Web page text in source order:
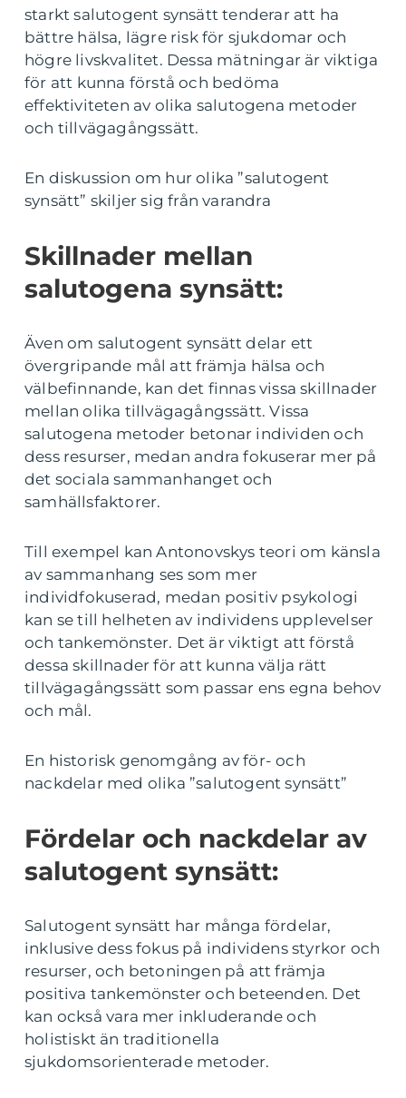
starkt salutogent synsätt tenderar att ha
bättre hälsa, lägre risk för sjukdomar och
högre livskvalitet. Dessa mätningar är viktiga
för att kunna förstå och bedöma
effektiviteten av olika salutogena metoder
och tillvägagångssätt.
En diskussion om hur olika ”salutogent
synsätt” skiljer sig från varandra
Skillnader mellan
salutogena synsätt:
Även om salutogent synsätt delar ett
övergripande mål att främja hälsa och
välbefinnande, kan det finnas vissa skillnader
mellan olika tillvägagångssätt. Vissa
salutogena metoder betonar individen och
dess resurser, medan andra fokuserar mer på
det sociala sammanhanget och
samhällsfaktorer.
Till exempel kan Antonovskys teori om känsla
av sammanhang ses som mer
individfokuserad, medan positiv psykologi
kan se till helheten av individens upplevelser
och tankemönster. Det är viktigt att förstå
dessa skillnader för att kunna välja rätt
tillvägagångssätt som passar ens egna behov
och mål.
En historisk genomgång av för- och
nackdelar med olika ”salutogent synsätt”
Fördelar och nackdelar av
salutogent synsätt:
Salutogent synsätt har många fördelar,
inklusive dess fokus på individens styrkor och
resurser, och betoningen på att främja
positiva tankemönster och beteenden. Det
kan också vara mer inkluderande och
holistiskt än traditionella
sjukdomsorienterade metoder.